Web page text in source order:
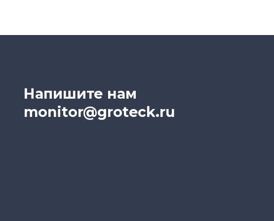
Напишите нам
monitor@groteck.ru